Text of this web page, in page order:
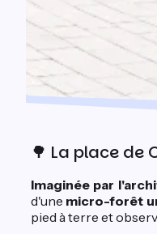
🌳 La place de
Imaginée par
d'une micro-forêt
pied à terre et